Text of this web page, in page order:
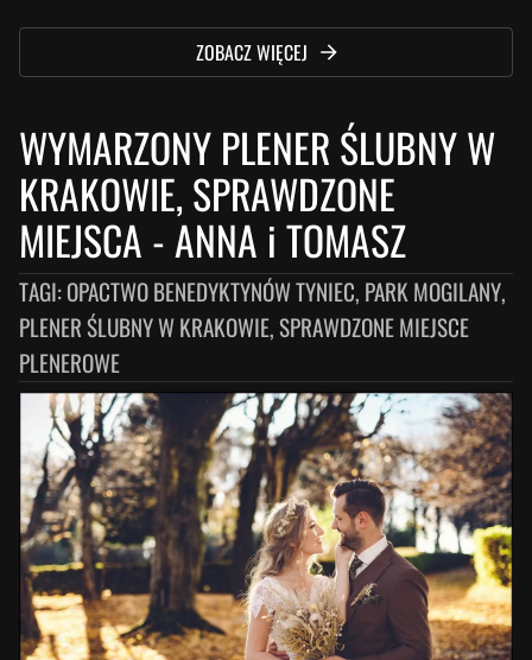
ZOBACZ WIĘCEJ
WYMARZONY PLENER ŚLUBNY W
KRAKOWIE, SPRAWDZONE
MIEJSCA - ANNA i TOMASZ
TAGI:OPACTWO BENEDYKTYNÓW TYNIEC, PARK MOGILANY,
PLENER ŚLUBNY W KRAKOWIE, SPRAWDZONE MIEJSCE
PLENEROWE